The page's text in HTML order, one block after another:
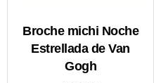
Broche michi Noche
Estrellada de Van
Gogh